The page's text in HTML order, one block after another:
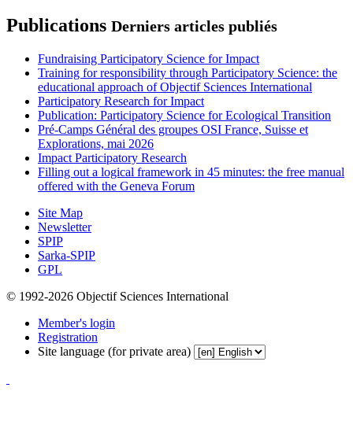
Publications Derniers articles publiés
Fundraising Participatory Science for Impact
Training for responsibility through Participatory Science: the
educational approach of Objectif Sciences International
Participatory Research for Impact
Publication: Participatory Science for Ecological Transition
Pré-Camps Général des groupes OSI France, Suisse et
Explorations, mai 2026
Impact Participatory Research
Filling out a logical framework in 45 minutes: the free manual
offered with the Geneva Forum
Site Map
Newsletter
SPIP
Sarka-SPIP
GPL
© 1992-2026 Objectif Sciences International
Member's login
Registration
Site language (for private area)